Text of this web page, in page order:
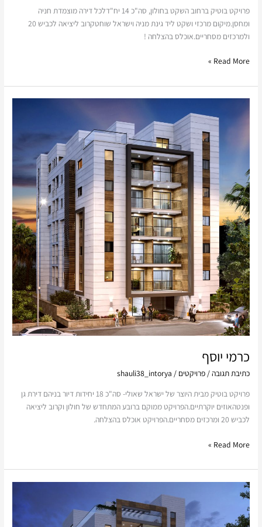
פרויקט בוטיק ברחוב השקט בחולון, סה"כ 14 יח"דלכל דירה מוצמדת חניה
ומחסן.מיקום מרכזי ושקט ליד גינת מניה וישראל שוחטקרוב ליציאה לכביש 20
ולמרכזים מסחריים.אוכלס בהצלחה !
Read More »
כרמי יוסף
כתיבת תגובה/פרויקטים /
shauli38_intorya
פרויקט בוטיק מבית היוצר של ישראל שאולי- סה"כ 18 יחידות דיור בניהם דירת גן
ופנטהאוזים יוקרתיים.הפרויקט ממוקם ברובע המתחדש של חולון וקרוב ליציאה
לכביש 20 ומרכזים מסחריים.הפרויקט אוכלס בהצלחה.
יוסף
Read More »
כרמי
אליהו